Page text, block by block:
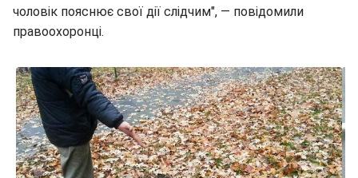
чоловік пояснює свої дії слідчим", — повідомили
правоохоронці.